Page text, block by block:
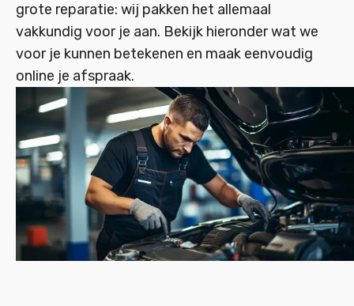
grote reparatie: wij pakken het allemaal
vakkundig voor je aan. Bekijk hieronder wat we
voor je kunnen betekenen en maak eenvoudig
online je afspraak.